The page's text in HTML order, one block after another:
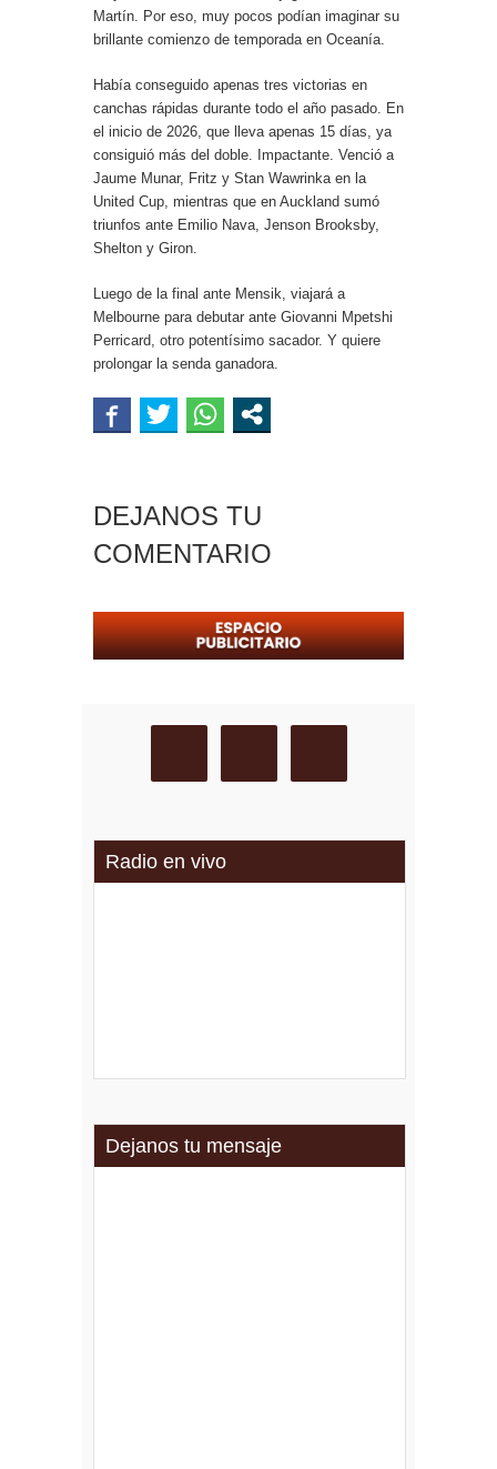
Martín. Por eso, muy pocos podían imaginar su
brillante comienzo de temporada en Oceanía.
Había conseguido apenas tres victorias en
canchas rápidas durante todo el año pasado. En
el inicio de 2026, que lleva apenas 15 días, ya
consiguió más del doble. Impactante. Venció a
Jaume Munar, Fritz y Stan Wawrinka en la
United Cup, mientras que en Auckland sumó
triunfos ante Emilio Nava, Jenson Brooksby,
Shelton y Giron.
Luego de la final ante Mensik, viajará a
Melbourne para debutar ante Giovanni Mpetshi
Perricard, otro potentísimo sacador. Y quiere
prolongar la senda ganadora.
DEJANOS TU
COMENTARIO
Radio en vivo
Dejanos tu mensaje